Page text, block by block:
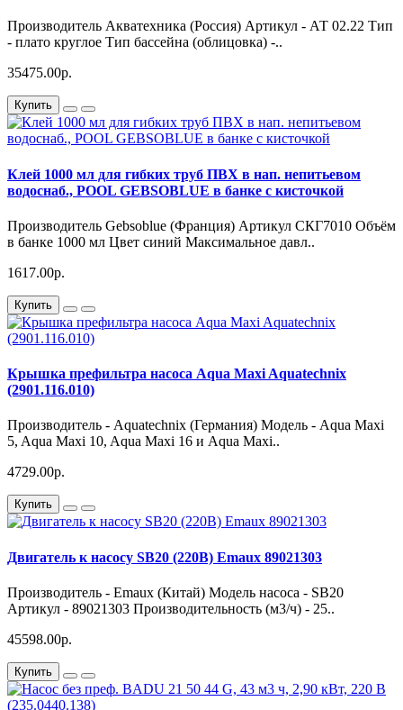
Производитель Акватехника (Россия) Артикул - АТ 02.22 Тип
- плато круглое Тип бассейна (облицовка) -..
35475.00р.
Купить
Клей 1000 мл для гибких труб ПВХ в нап. непитьевом
водоснаб., POOL GEBSOBLUE в банке с кисточкой
Производитель Gebsoblue (Франция) Артикул СКГ7010 Объём
в банке 1000 мл Цвет синий Максимальное давл..
1617.00р.
Купить
Крышка префильтра насоса Aqua Maxi Aquatechnix
(2901.116.010)
Производитель - Aquatechnix (Германия) Модель - Aqua Maxi
5, Aqua Maxi 10, Aqua Maxi 16 и Aqua Maxi..
4729.00р.
Купить
Двигатель к насосу SB20 (220В) Emaux 89021303
Производитель - Emaux (Китай) Модель насоса - SB20
Артикул - 89021303 Производительность (м3/ч) - 25..
45598.00р.
Купить